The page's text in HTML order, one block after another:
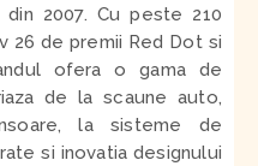
2007. Cu peste 210
26 de premii Red Dot si
ofera o gama de
de la scaune auto,
la sisteme de
si inovatia designului